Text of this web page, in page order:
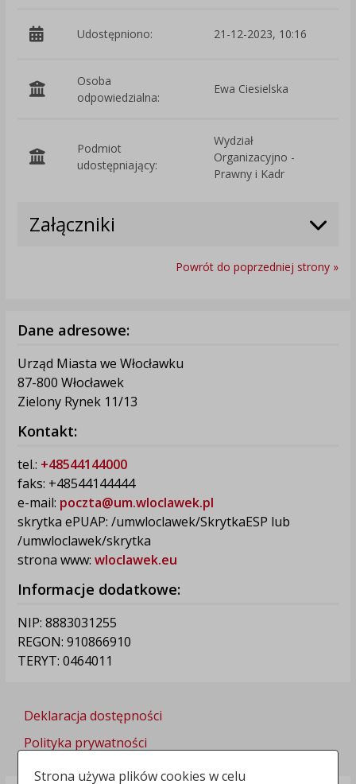
Udostępniono: 21-12-2023, 10:16
Osoba
odpowiedzialna:
Ewa Ciesielska
Podmiot
udostępniający:
Wydział
Organizacyjno -
Prawny i Kadr
Załączniki
Powrót do poprzedniej strony »
Dane adresowe:
Urząd Miasta we Włocławku
87-800 Włocławek
Zielony Rynek 11/13
Kontakt:
tel.: +48544144000
faks: +48544144444
e-mail: poczta@um.wloclawek.pl
skrytka ePUAP: /umwloclawek/SkrytkaESP lub
/umwloclawek/skrytka
strona www: wloclawek.eu
Informacje dodatkowe:
NIP: 8883031255
REGON: 910866910
TERYT: 0464011
Deklaracja dostępności
Polityka prywatności
Strona używa plików cookies w celu